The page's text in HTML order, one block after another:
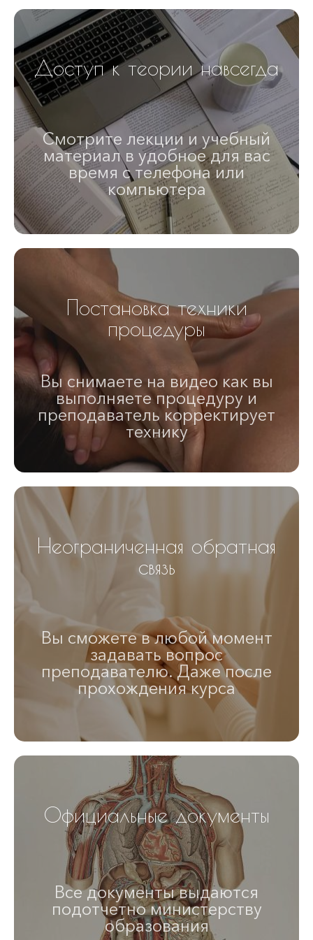
Доступ к теории навсегда
Смотрите лекции и учебный
материал в удобное для вас
время с телефона или
компьютера
Постановка техники
процедуры
Вы снимаете на видео как вы
выполняете процедуру и
преподаватель корректирует
технику
Неограниченная обратная
связь
Вы сможете в любой момент
задавать вопрос
преподавателю. Даже после
прохождения курса
Официальные документы
Все документы выдаются
подотчетно министерству
образования